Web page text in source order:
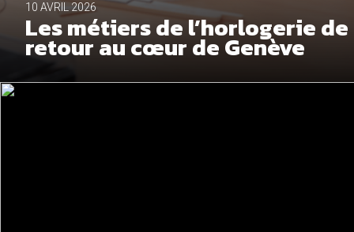
10 AVRIL 2026
Les métiers de l’horlogerie de
retour au cœur de Genève